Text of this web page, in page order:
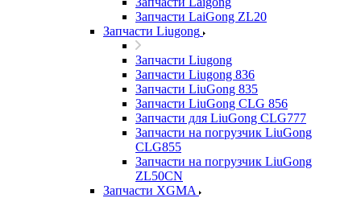
Запчасти LaiGong ZL20
Запчасти Liugong
Запчасти Liugong
Запчасти Liugong 836
Запчасти LiuGong 835
Запчасти LiuGong CLG 856
Запчасти для LiuGong CLG777
Запчасти на погрузчик LiuGong
CLG855
Запчасти на погрузчик LiuGong
ZL50CN
Запчасти XGMA